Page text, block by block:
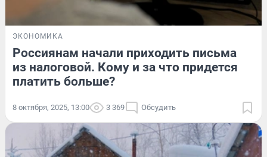
ЭКОНОМИКА
Россиянам начали приходить письма
из налоговой. Кому и за что придется
платить больше?
8 октября, 2025, 13:00 3 369 Обсудить